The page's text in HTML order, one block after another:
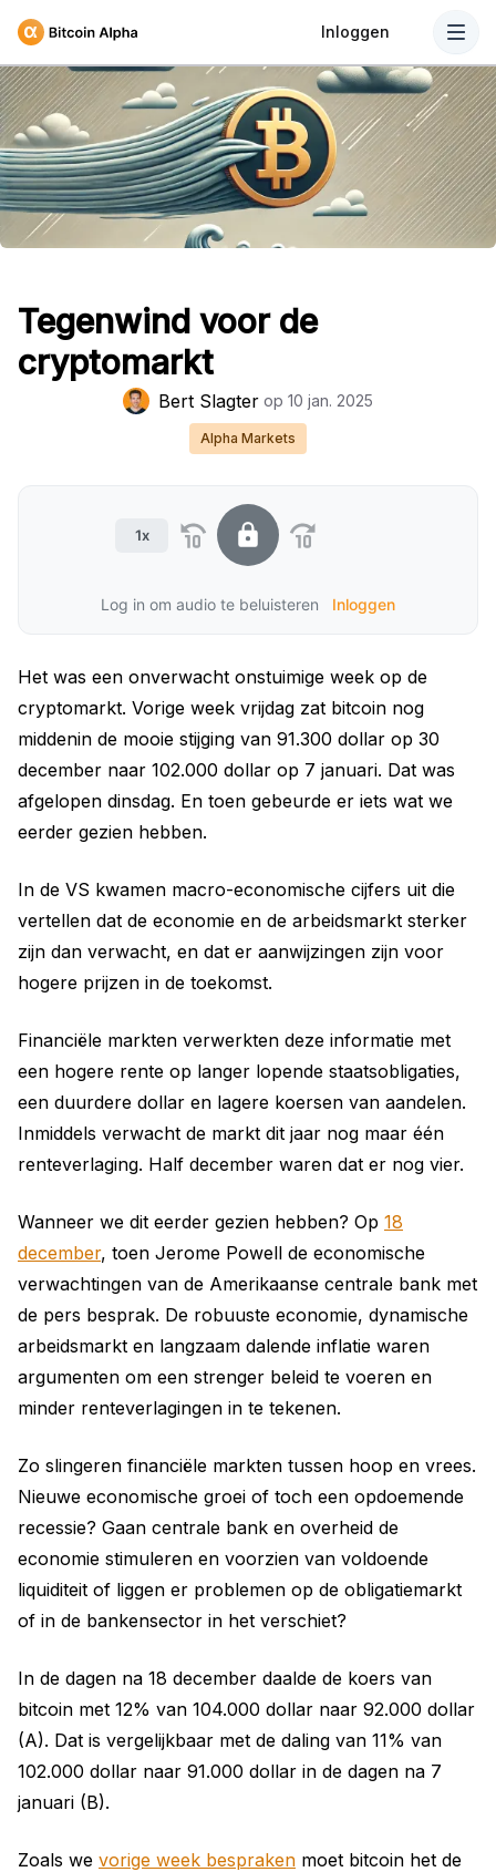
Inloggen
Tegenwind voor de
cryptomarkt
Bert Slagter op 10 jan. 2025
Alpha Markets
1x
Log in om audio te beluisteren Inloggen
Het was een onverwacht onstuimige week op de
cryptomarkt. Vorige week vrijdag zat bitcoin nog
middenin de mooie stijging van 91.300 dollar op 30
december naar 102.000 dollar op 7 januari. Dat was
afgelopen dinsdag. En toen gebeurde er iets wat we
eerder gezien hebben.
In de VS kwamen macro-economische cijfers uit die
vertellen dat de economie en de arbeidsmarkt sterker
zijn dan verwacht, en dat er aanwijzingen zijn voor
hogere prijzen in de toekomst.
Financiële markten verwerkten deze informatie met
een hogere rente op langer lopende staatsobligaties,
een duurdere dollar en lagere koersen van aandelen.
Inmiddels verwacht de markt dit jaar nog maar één
renteverlaging. Half december waren dat er nog vier.
Wanneer we dit eerder gezien hebben? Op 18
december, toen Jerome Powell de economische
verwachtingen van de Amerikaanse centrale bank met
de pers besprak. De robuuste economie, dynamische
arbeidsmarkt en langzaam dalende inflatie waren
argumenten om een strenger beleid te voeren en
minder renteverlagingen in te tekenen.
Zo slingeren financiële markten tussen hoop en vrees.
Nieuwe economische groei of toch een opdoemende
recessie? Gaan centrale bank en overheid de
economie stimuleren en voorzien van voldoende
liquiditeit of liggen er problemen op de obligatiemarkt
of in de bankensector in het verschiet?
In de dagen na 18 december daalde de koers van
bitcoin met 12% van 104.000 dollar naar 92.000 dollar
(A). Dat is vergelijkbaar met de daling van 11% van
102.000 dollar naar 91.000 dollar in de dagen na 7
januari (B).
Zoals we vorige week bespraken moet bitcoin het de